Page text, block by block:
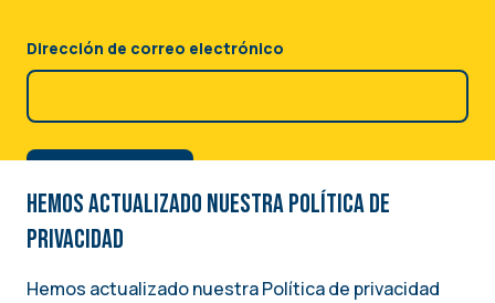
Dirección de correo electrónico
Hemos actualizado nuestra Política de
privacidad
Hemos actualizado nuestra Política de privacidad